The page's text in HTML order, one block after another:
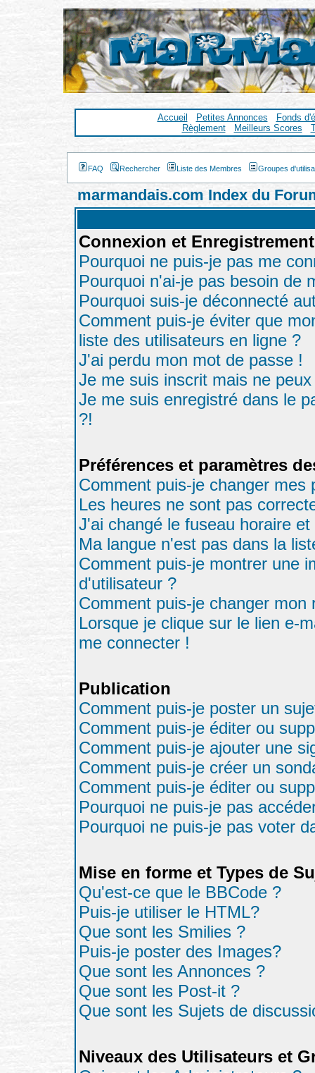
Accueil Petites Annonces
Fonds
Règlement
Meilleurs Scores
FAQ Rechercher Liste des Membres Groupes
marmandais.com Index du
Connexion et Enregistrement
Pourquoi ne puis-je pas me
Pourquoi n'ai-je pas besoin de
Pourquoi suis-je déconnecté
Comment puis-je éviter que
liste des utilisateurs en ligne ?
J'ai perdu mon mot de passe !
Je me suis inscrit mais ne
Je me suis enregistré dans le
?!
Préférences et paramètres
Comment puis-je changer mes
Les heures ne sont pas
J'ai changé le fuseau horaire
Ma langue n'est pas dans la
Comment puis-je montrer une
d'utilisateur ?
Comment puis-je changer mon
Lorsque je clique sur le lien e-
me connecter !
Publication
Comment puis-je poster un
Comment puis-je éditer ou
Comment puis-je ajouter une
Comment puis-je créer un
Comment puis-je éditer ou
Pourquoi ne puis-je pas
Pourquoi ne puis-je pas voter
Mise en forme et Types de
Qu'est-ce que le BBCode ?
Puis-je utiliser le HTML?
Que sont les Smilies ?
Puis-je poster des Images?
Que sont les Annonces ?
Que sont les Post-it ?
Que sont les Sujets de
Niveaux des Utilisateurs et